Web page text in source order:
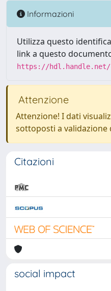
Informazioni
Utilizza questo
link a questo
https://hdl.handle.net/
Attenzione
Attenzione! I dati
sottoposti a validazione
Citazioni
social impact